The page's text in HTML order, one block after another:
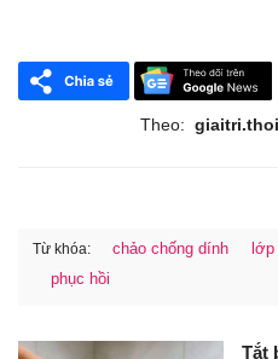
Theo:
Từ khóa: chảo chống dính
phục hồi
Tắt